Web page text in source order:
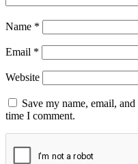
Name *
Email *
Website
Save my name, email,
time I comment.